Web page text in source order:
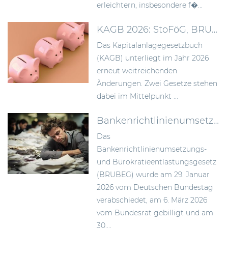
erleichtern, insbesondere f�...
KAGB 2026: StoFöG, BRUBEG und die Folgen für Asset Manager
Das Kapitalanlagegesetzbuch
(KAGB) unterliegt im Jahr 2026
erneut weitreichenden
Änderungen. Zwei Gesetze stehen
dabei im Mittelpunkt ...
Bankenrichtlinienumsetzungs- und Bürokratieentlastungsgesetz (BRUBEG): Zielgerichtete Umsetzung des EU-Bankenpakets in Deutschland
Das
Bankenrichtlinienumsetzungs-
und Bürokratieentlastungsgesetz
(BRUBEG) wurde am 29. Januar
2026 vom Deutschen Bundestag
verabschiedet, am 6. März 2026
vom Bundesrat gebilligt und am
30....